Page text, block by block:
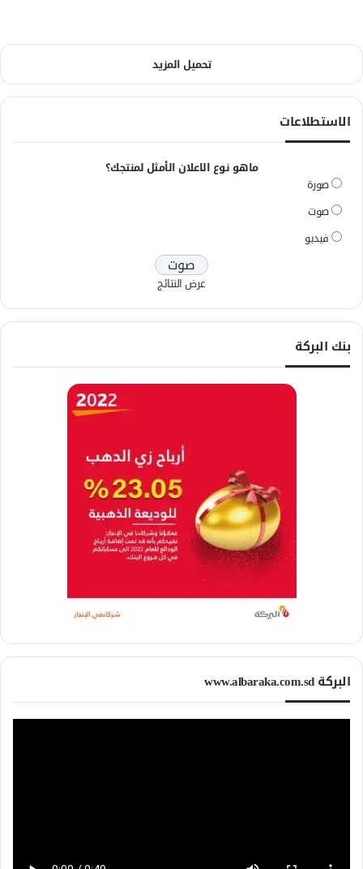
تحميل المزيد
الاستطلاعات
ماهو نوع الاعلان الأمثل لمنتجك؟
صورة
صوت
فيديو
عرض النتائج
بنك البركة
البركة www.albaraka.com.sd